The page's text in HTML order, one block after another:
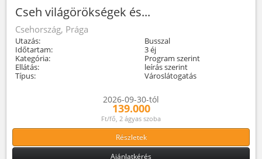
Cseh világörökségek és...
Csehország, Prága
Utazás:
Busszal
Időtartam:
3 éj
Kategória:
Program szerint
Ellátás:
leírás szerint
Típus:
Városlátogatás
2026-09-30-tól
139.000
Ft/fő, 2 ágyas szoba
Részletek
Ajánlatkérés